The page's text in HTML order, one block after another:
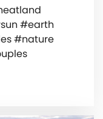
#earth
#nature